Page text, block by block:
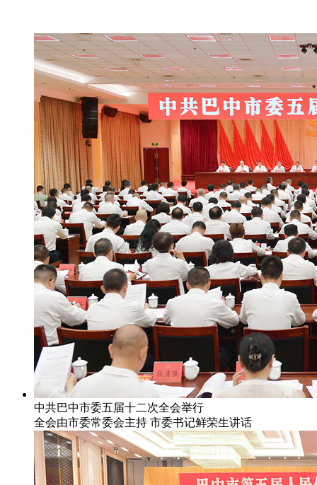
中共巴中市委五届十二次全会举行
全会由市委常委会主持 市委书记鲜荣生讲话